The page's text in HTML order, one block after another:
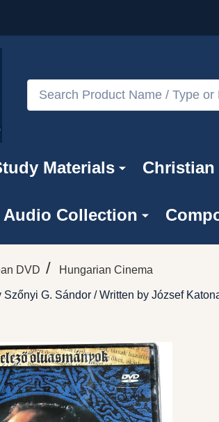
Search
Materials
Audio Collection
DVD / Hungarian Cinema
G. Sándor / Written by József